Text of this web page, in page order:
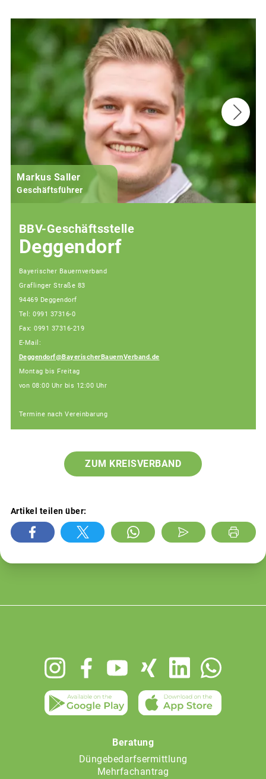
Markus Saller
Geschäftsführer
BBV-Geschäftsstelle
Deggendorf
Bayerischer Bauernverband
Graflinger Straße 83
94469 Deggendorf
Tel: 0991 37316-0
Fax: 0991 37316-219
E-Mail:
Deggendorf@BayerischerBauernVerband.de
Montag bis Freitag
von 08:00 Uhr bis 12:00 Uhr
Termine nach Vereinbarung
ZUM KREISVERBAND
Artikel teilen über:
Beratung
Düngebedarfsermittlung
Mehrfachantrag